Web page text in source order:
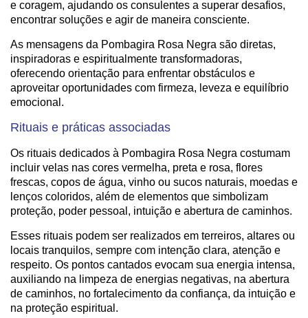
e coragem, ajudando os consulentes a superar desafios,
encontrar soluções e agir de maneira consciente.
As mensagens da Pombagira Rosa Negra são diretas,
inspiradoras e espiritualmente transformadoras,
oferecendo orientação para enfrentar obstáculos e
aproveitar oportunidades com firmeza, leveza e equilíbrio
emocional.
Rituais e práticas associadas
Os rituais dedicados à Pombagira Rosa Negra costumam
incluir velas nas cores vermelha, preta e rosa, flores
frescas, copos de água, vinho ou sucos naturais, moedas e
lenços coloridos, além de elementos que simbolizam
proteção, poder pessoal, intuição e abertura de caminhos.
Esses rituais podem ser realizados em terreiros, altares ou
locais tranquilos, sempre com intenção clara, atenção e
respeito. Os pontos cantados evocam sua energia intensa,
auxiliando na limpeza de energias negativas, na abertura
de caminhos, no fortalecimento da confiança, da intuição e
na proteção espiritual.